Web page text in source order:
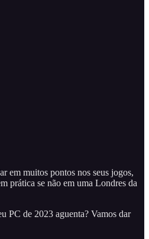
em muitos pontos nos seus jogos,
prática se não em uma Londres da
PC de 2023 aguenta? Vamos dar